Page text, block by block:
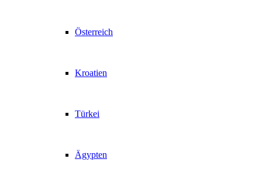
Österreich
Kroatien
Türkei
Ägypten